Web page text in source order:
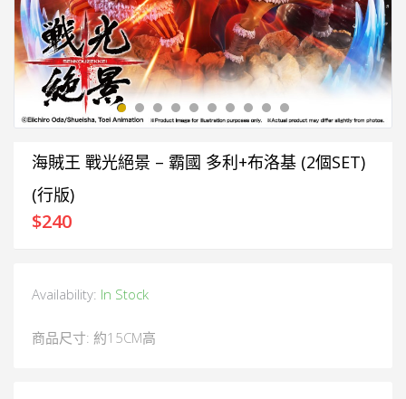
海賊王 戰光絕景 – 霸國 多利+布洛基 (2個SET)
(行版)
$240
Availability: In Stock
商品尺寸: 約15CM高